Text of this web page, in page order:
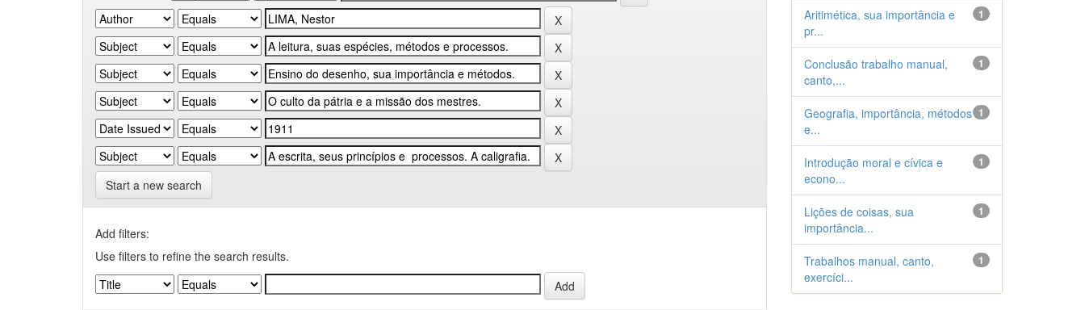
Start a new search
Add filters:
Use filters to refine the search results.
1
Aritimética, sua importância e
pr...
1
Conclusão trabalho manual,
canto,...
1
Geografia, importância, métodos
e...
1
Introdução moral e cívica e
econo...
1
Lições de coisas, sua
importância...
1
Trabalhos manual, canto,
exercíci...